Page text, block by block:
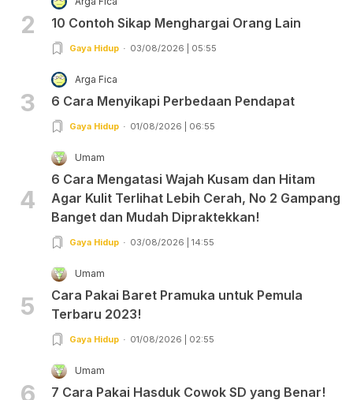
2 10 Contoh Sikap Menghargai Orang Lain
Gaya Hidup 03/08/2026 | 05:55
3
Arga Fica
6 Cara Menyikapi Perbedaan Pendapat
Gaya Hidup 01/08/2026 | 06:55
4
Umam
6 Cara Mengatasi Wajah Kusam dan Hitam
Agar Kulit Terlihat Lebih Cerah, No 2 Gampang
Banget dan Mudah Dipraktekkan!
Gaya Hidup 03/08/2026 | 14:55
5
Umam
Cara Pakai Baret Pramuka untuk Pemula
Terbaru 2023!
Gaya Hidup 01/08/2026 | 02:55
6
Umam
7 Cara Pakai Hasduk Cowok SD yang Benar!